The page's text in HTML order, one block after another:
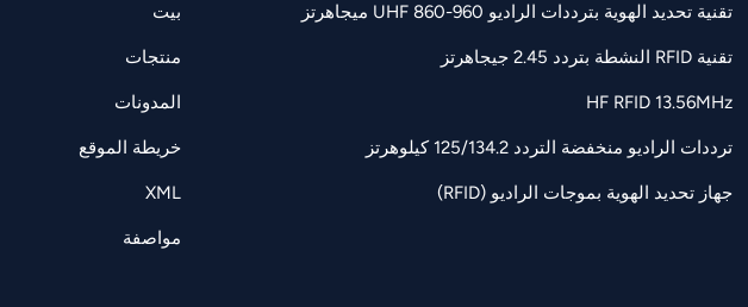
تقنية تحديد الهوية بترددات الراديو UHF 860-960 ميجاهرتز
تقنية RFID النشطة بتردد 2.45 جيجاهرتز
HF RFID 13.56MHz
ترددات الراديو منخفضة التردد 125/134.2 كيلوهرتز
جهاز تحديد الهوية بموجات الراديو (RFID)
بيت
منتجات
المدونات
خريطة الموقع
XML
مواصفة